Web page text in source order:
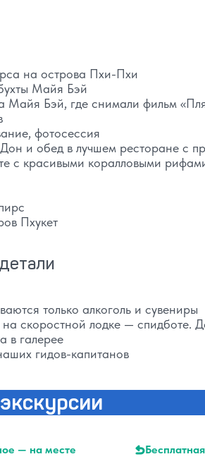
на острова Пхи-Пхи
Майя Бэй
Майя Бэй, где снимали фильм
фотосессия
и обед в лучшем ресторане с
с красивыми коралловыми
Пхукет
только алкоголь и сувениры
скоростной лодке — спидботе.
в галерее
гидов-капитанов
— на месте